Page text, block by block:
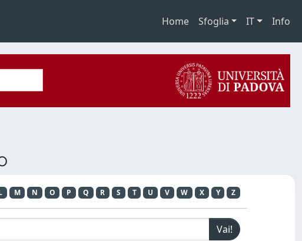
Home Sfoglia IT Info
M N O P Q R S T U V W X Y Z